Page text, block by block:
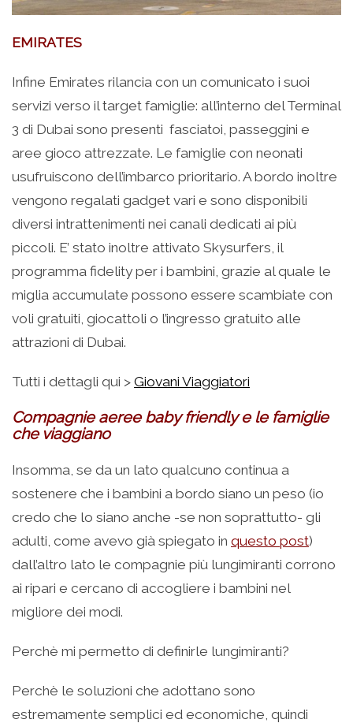
EMIRATES
Infine Emirates rilancia con un comunicato i suoi
servizi verso il target famiglie: all’interno del Terminal
3 di Dubai sono presenti fasciatoi, passeggini e
aree gioco attrezzate. Le famiglie con neonati
usufruiscono dell’imbarco prioritario. A bordo inoltre
vengono regalati gadget vari e sono disponibili
diversi intrattenimenti nei canali dedicati ai più
piccoli. E’ stato inoltre attivato Skysurfers, il
programma fidelity per i bambini, grazie al quale le
miglia accumulate possono essere scambiate con
voli gratuiti, giocattoli o l’ingresso gratuito alle
attrazioni di Dubai.
Tutti i dettagli qui > Giovani Viaggiatori
Compagnie aeree baby friendly e le famiglie
che viaggiano
Insomma, se da un lato qualcuno continua a
sostenere che i bambini a bordo siano un peso (io
credo che lo siano anche -se non soprattutto- gli
adulti, come avevo già spiegato in questo post)
dall’altro lato le compagnie più lungimiranti corrono
ai ripari e cercano di accogliere i bambini nel
migliore dei modi.
Perchè mi permetto di definirle lungimiranti?
Perchè le soluzioni che adottano sono
estremamente semplici ed economiche, quindi